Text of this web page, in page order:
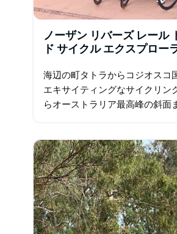
ノーザン リバーズ レール
ド サイクル エクスプロー
海辺の町タトラからコジオスコ
エキサイティングなサイクリン
らオーストラリア最高峰の斜面